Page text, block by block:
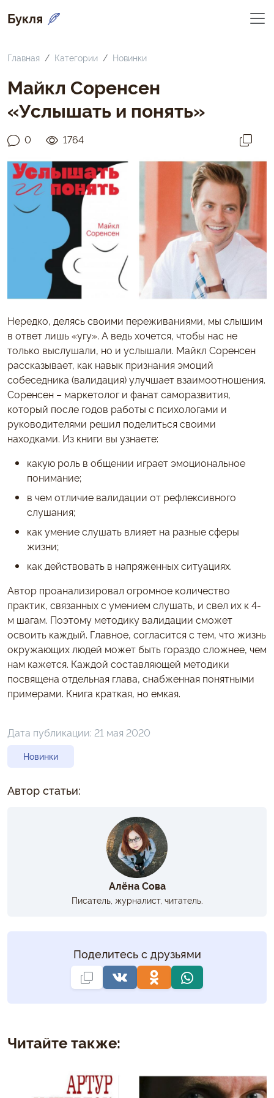
Букля
Главная Категории Новинки
Майкл Соренсен
«Услышать и понять»
0 1764
Нередко, делясь своими переживаниями, мы слышим
в ответ лишь «угу». А ведь хочется, чтобы нас не
только выслушали, но и услышали. Майкл Соренсен
рассказывает, как навык признания эмоций
собеседника (валидация) улучшает взаимоотношения.
Соренсен – маркетолог и фанат саморазвития,
который после годов работы с психологами и
руководителями решил поделиться своими
находками. Из книги вы узнаете:
какую роль в общении играет эмоциональное
понимание;
в чем отличие валидации от рефлексивного
слушания;
как умение слушать влияет на разные сферы
жизни;
как действовать в напряженных ситуациях.
Автор проанализировал огромное количество
практик, связанных с умением слушать, и свел их к 4-
м шагам. Поэтому методику валидации сможет
освоить каждый. Главное, согласится с тем, что жизнь
окружающих людей может быть гораздо сложнее, чем
нам кажется. Каждой составляющей методики
посвящена отдельная глава, снабженная понятными
примерами. Книга краткая, но емкая.
Дата публикации: 21 мая 2020
Новинки
Автор статьи:
Алёна Сова
Писатель, журналист, читатель.
Поделитесь с друзьями
Читайте также: